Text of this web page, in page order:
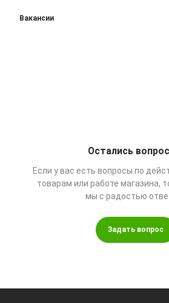
Вакансии
Остались
Если у вас есть вопросы по
товарам или работе магазина,
мы с радостью
Задать вопрос